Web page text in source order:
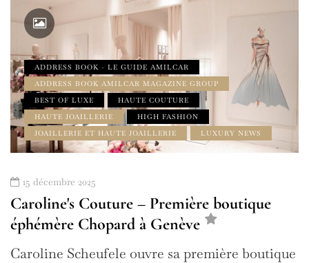
ADDRESS BOOK - LE GUIDE AMILCAR
ADDRESS BOOK AMILCAR MAGAZINE GROUP
BEST OF LUXE
HAUTE COUTURE
HAUTE JOAILLERIE
HIGH FASHION
JOAILLERIE ET HAUTE JOAILLERIE
LUXURY NEWS
15 décembre 2025
Caroline's Couture – Première boutique
éphémère Chopard à Genève
Caroline Scheufele ouvre sa première boutique